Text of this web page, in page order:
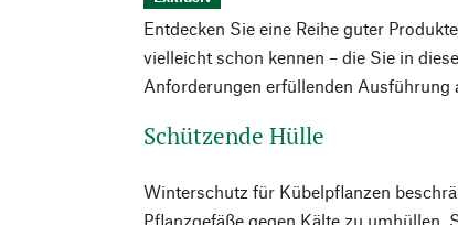
Entdecken Sie eine Reihe guter
vielleicht schon kennen – die Sie in
Anforderungen erfüllenden Ausführung
Schützende Hülle
Winterschutz für Kübelpflanzen
Pflanzgefäße gegen Kälte zu umhüllen.